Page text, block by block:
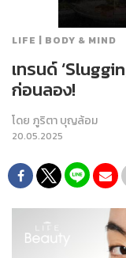
LIFE | BODY & MIND
เทรนด์
ก่อนลอง!
โดย ภูริตา บุญล้อม
20.05.2025